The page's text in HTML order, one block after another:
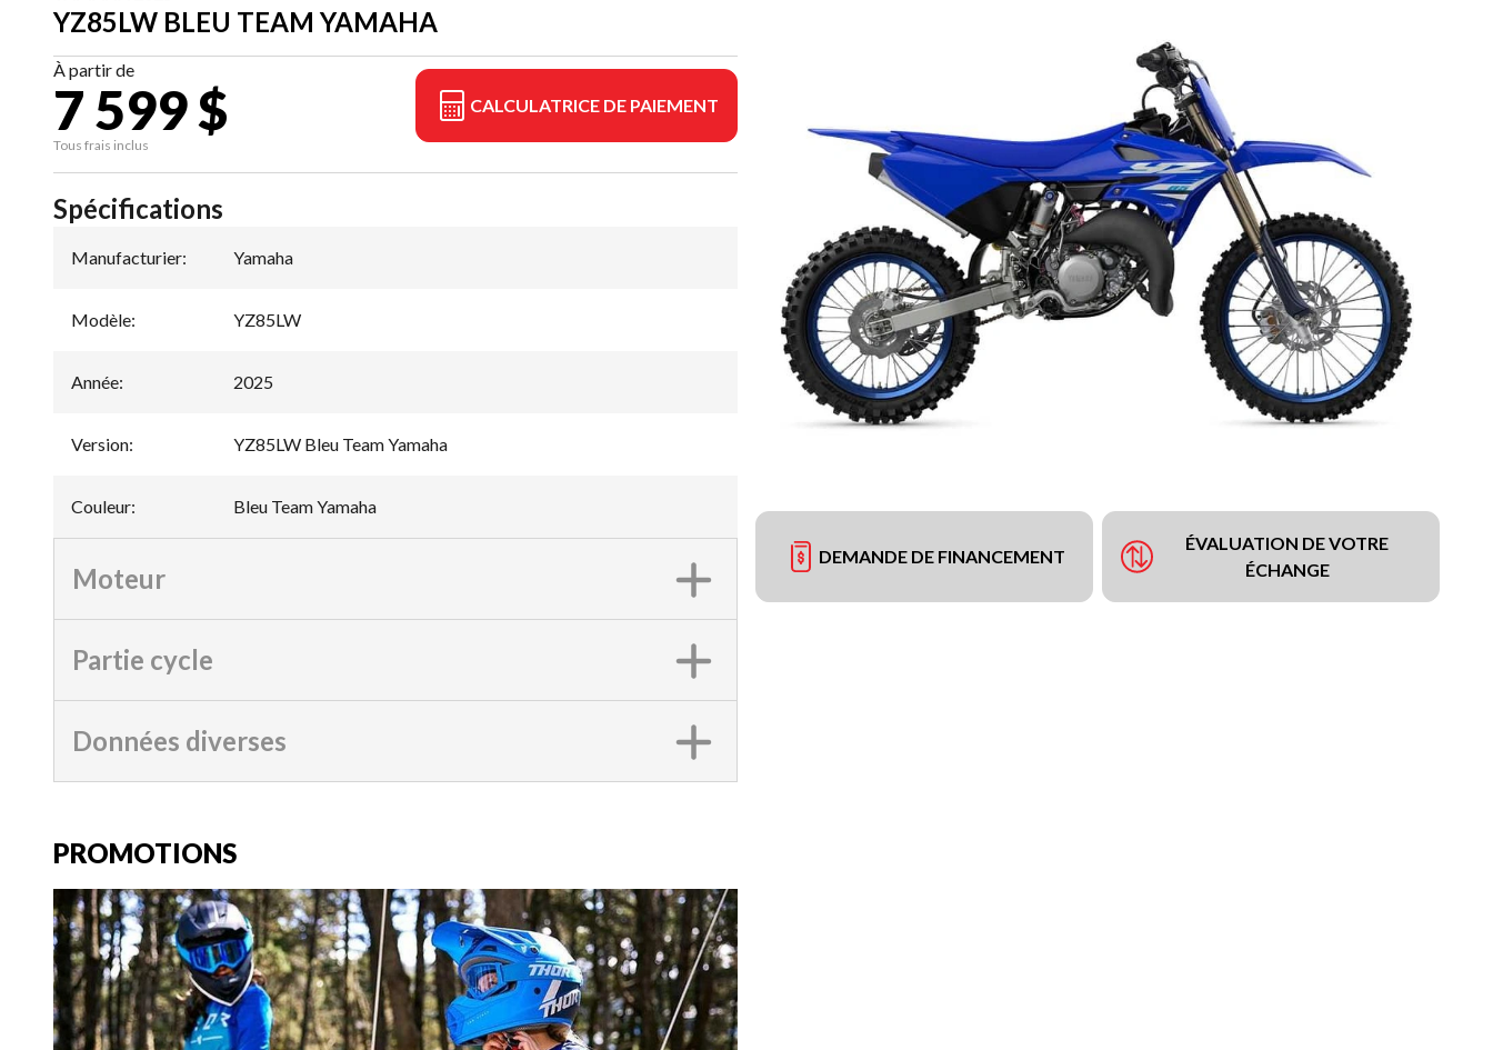
YZ85LW BLEU TEAM YAMAHA
À partir de
7 599 $
Tous frais inclus
CALCULATRICE DE PAIEMENT
DEMANDE DE FINANCEMENT
ÉVALUATION DE VOTRE
ÉCHANGE
Spécifications
Manufacturier: Yamaha
Modèle: YZ85LW
Année: 2025
Version: YZ85LW Bleu Team Yamaha
Couleur: Bleu Team Yamaha
Moteur
Partie cycle
Données diverses
PROMOTIONS